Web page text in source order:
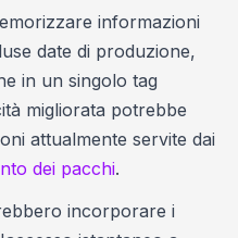
informazioni
date di produzione,
in un singolo tag
migliorata potrebbe
attualmente servite dai
dei pacchi.
incorporare i